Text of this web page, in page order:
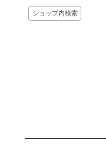
ショップ内検索